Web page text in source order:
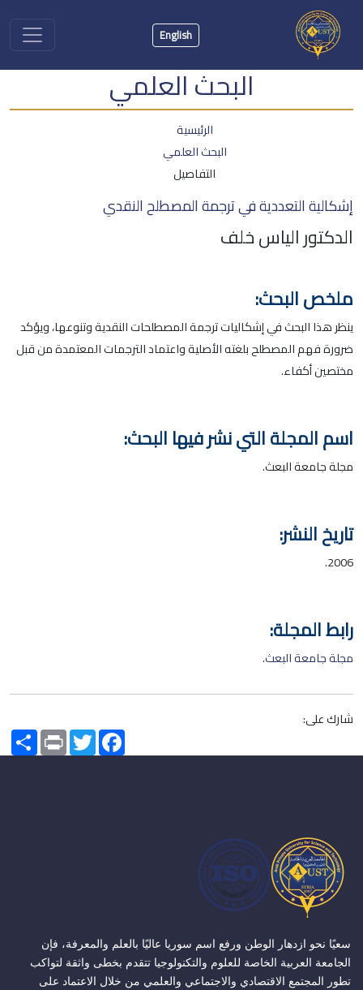
English
البحث العلمي
الرئيسية
البحث العلمي
التفاصيل
إشكالية التعددية في ترجمة المصطلح النقدي
الدكتور الياس خلف
ملخص البحث:
ينظر هذا البحث في إشكاليات ترجمة المصطلحات النقدية وتنوعها، ويؤكد
ضرورة فهم المصطلح بلغته الأصلية واعتماد الترجمات المعتمدة من قبل
مختصين أكفاء.
اسم المجلة التي نشر فيها البحث:
مجلة جامعة البعث.
تاريخ النشر:
2006.
رابط المجلة:
مجلة جامعة البعث.
شارك على:
Share PrintTwitterFacebook
سعيًا نحو ازدهار الوطن ورفع اسم سوريا عاليًا بالعلم والمعرفة، فإن
الجامعة العربية الخاصة للعلوم والتكنولوجيا تتقدم بخطى واثقة لتواكب
تطور المجتمع الاقتصادي والاجتماعي والعلمي من خلال الاعتماد على